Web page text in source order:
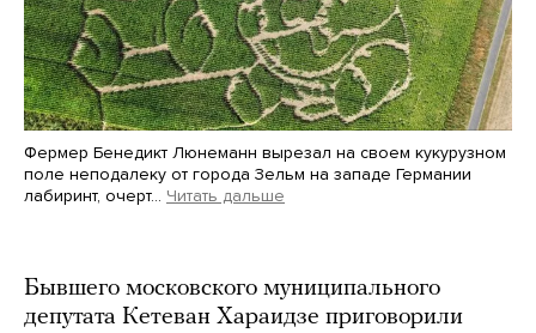
Фермер Бенедикт Люнеманн вырезал на своем кукурузном
поле неподалеку от города Зельм на западе Германии
лабиринт, очерт… Читать дальше
Бывшего московского муниципального
депутата Кетеван Хараидзе приговорили